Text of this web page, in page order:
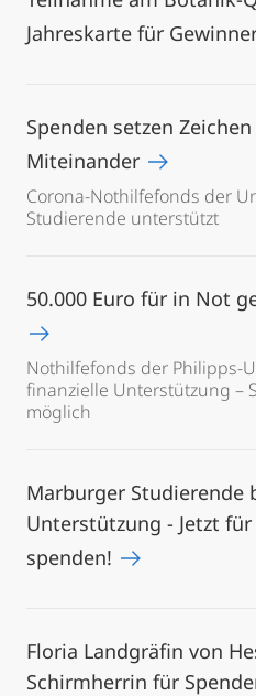
Jahreskarte für
Spenden setzen
Miteinander
Corona-Nothilfefonds der
Studierende unterstützt
50.000 Euro für in Not
Nothilfefonds der Philipps-
finanzielle Unterstützung –
möglich
Marburger Studierende
Unterstützung - Jetzt
spenden!
Floria Landgräfin von
Schirmherrin für